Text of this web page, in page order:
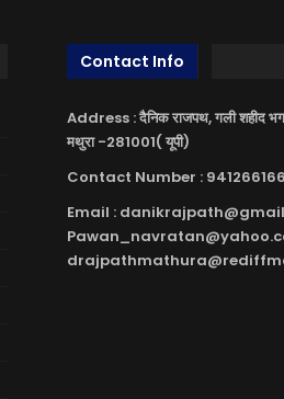
Contact Info
Address : दैनिक राजपथ, गली शहीद
मथुरा -281001( यूपी)
Contact Number :
Email :